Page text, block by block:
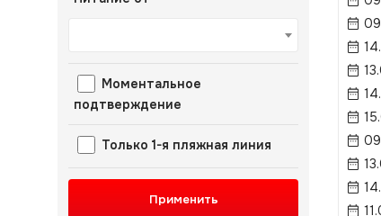
Моментальное
подтверждение
Только 1-я пляжная линия
Применить